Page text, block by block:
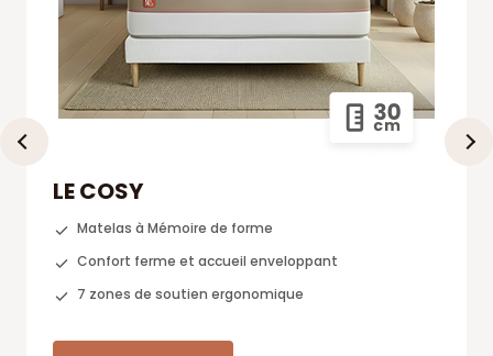
LE COSY
Matelas à Mémoire de forme
Confort ferme et accueil enveloppant
7 zones de soutien ergonomique